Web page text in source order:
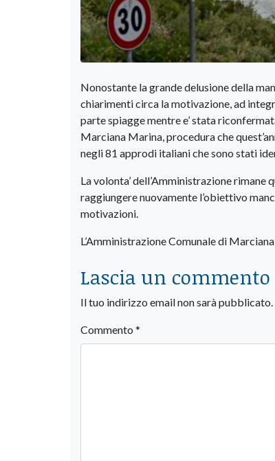
Nonostante la grande delusione della
chiarimenti circa la motivazione, ad
parte spiagge mentre e’ stata
Marciana Marina, procedura che
negli 81 approdi italiani che sono stati
La volonta’ dell’Amministrazione
raggiungere nuovamente l’obiettivo
motivazioni.
L’Amministrazione Comunale di
Lascia un commento
Il tuo indirizzo email non sarà pubblicato.
Commento *